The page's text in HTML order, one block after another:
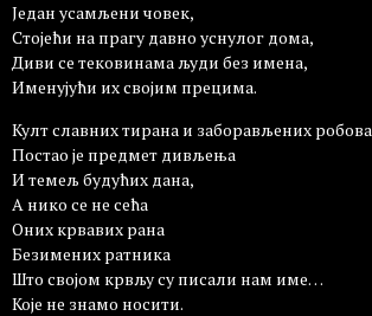
Један усамљени човек,
Стојећи на прагу давно уснулог дома,
Диви се тековинама људи без имена,
Именујући их својим прецима.
Култ славних тирана и заборављених робова
Постао је предмет дивљења
И темељ будућих дана,
А нико се не сећа
Оних крвавих рана
Безимених ратника
Што својом крвљу су писали нам име…
Које не знамо носити.